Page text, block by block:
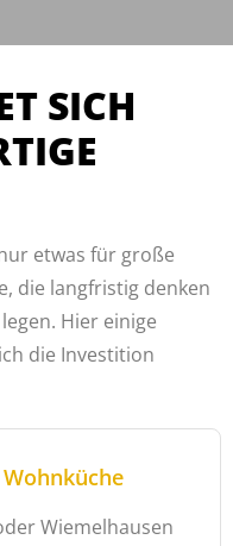
SICH
etwas für große
die langfristig denken
Hier einige
die Investition
Wohnküche
Wiemelhausen